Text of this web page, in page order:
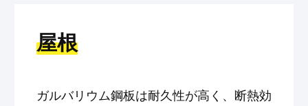
屋根
ガルバリウム鋼板は耐久性が高く、断熱効